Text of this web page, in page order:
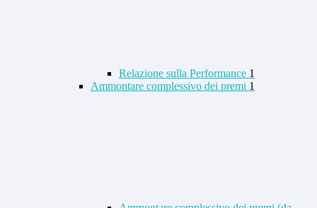
Relazione sulla Performance 1
Ammontare complessivo dei premi 1